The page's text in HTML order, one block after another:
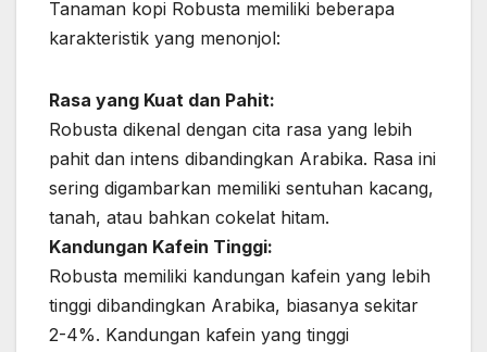
Tanaman kopi Robusta memiliki beberapa
karakteristik yang menonjol:
Rasa yang Kuat dan Pahit:
Robusta dikenal dengan cita rasa yang lebih
pahit dan intens dibandingkan Arabika. Rasa ini
sering digambarkan memiliki sentuhan kacang,
tanah, atau bahkan cokelat hitam.
Kandungan Kafein Tinggi:
Robusta memiliki kandungan kafein yang lebih
tinggi dibandingkan Arabika, biasanya sekitar
2-4%. Kandungan kafein yang tinggi